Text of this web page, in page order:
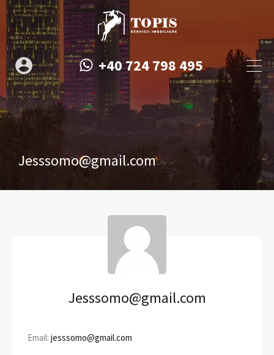
+40 724 798 495
Jesssomo@gmail.com
Jesssomo@gmail.com
Email: jesssomo@gmail.com